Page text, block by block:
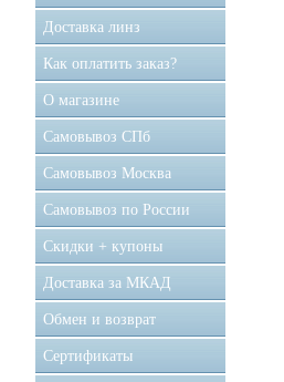
Доставка линз
Как оплатить заказ?
О магазине
Самовывоз CПб
Самовывоз Москва
Самовывоз по России
Скидки + купоны
Доставка за МКАД
Обмен и возврат
Сертификаты